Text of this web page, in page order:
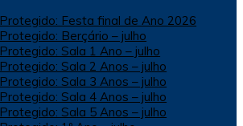
Protegido: Festa final de Ano 2026
Protegido: Berçário – julho
Protegido: Sala 1 Ano – julho
Protegido: Sala 2 Anos – julho
Protegido: Sala 3 Anos – julho
Protegido: Sala 4 Anos – julho
Protegido: Sala 5 Anos – julho